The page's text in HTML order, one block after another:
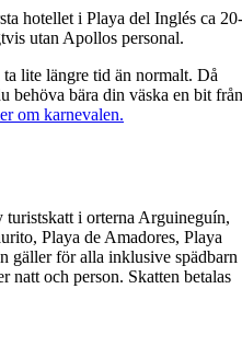
hotellet i Playa del Inglés ca 20-
utan Apollos personal.
lite längre tid än normalt. Då
behöva bära din väska en bit från
om karnevalen.
turistskatt i orterna Arguineguín,
Playa de Amadores, Playa
gäller för alla inklusive spädbarn
natt och person. Skatten betalas